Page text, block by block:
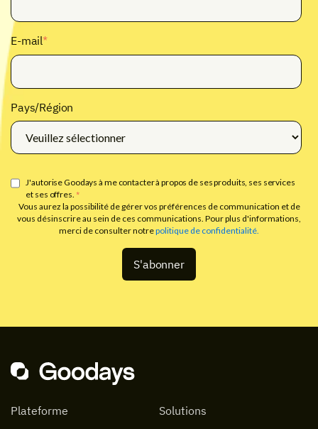
E-mail*
Pays/Région
J'autorise Goodays à me contacter à propos de ses produits, ses services
et ses offres. *
Vous aurez la possibilité de gérer vos préférences de communication et de
vous désinscrire au sein de ces communications. Pour plus d'informations,
merci de consulter notrepolitique de confidentialité.
Plateforme Solutions